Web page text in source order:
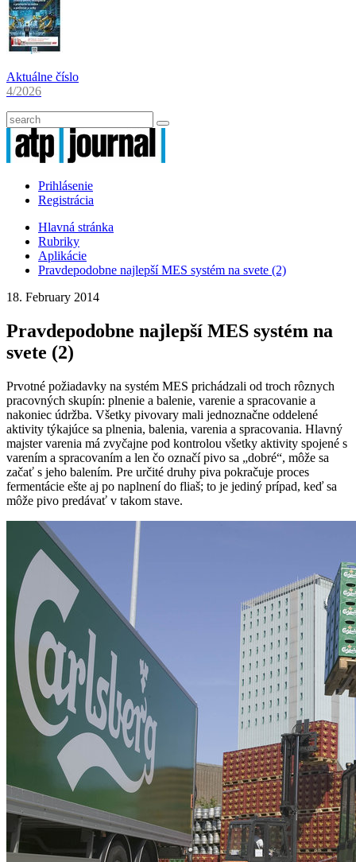
Aktuálne číslo
4/2026
Prihlásenie
Registrácia
Hlavná stránka
Rubriky
Aplikácie
Pravdepodobne najlepší MES systém na svete (2)
18. February 2014
Pravdepodobne najlepší MES systém na
svete (2)
Prvotné požiadavky na systém MES prichádzali od troch rôznych
pracovných skupín: plnenie a balenie, varenie a spracovanie a
nakoniec údržba. Všetky pivovary mali jednoznačne oddelené
aktivity týkajúce sa plnenia, balenia, varenia a spracovania. Hlavný
majster varenia má zvyčajne pod kontrolou všetky aktivity spojené s
varením a spracovaním a len čo označí pivo sa „dobré“, môže sa
začať s jeho balením. Pre určité druhy piva pokračuje proces
fermentácie ešte aj po naplnení do fliaš; to je jediný prípad, keď sa
môže pivo predávať v takom stave.